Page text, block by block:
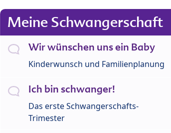
Meine Schwangerschaft
Wir wünschen uns ein Baby
Kinderwunsch und Familienplanung
Ich bin schwanger!
Das erste Schwangerschafts-
Trimester